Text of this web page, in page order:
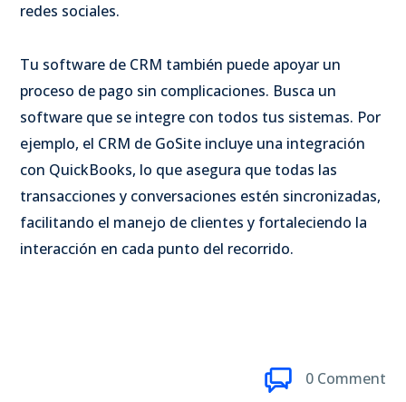
redes sociales.
Tu software de CRM también puede apoyar un
proceso de pago sin complicaciones. Busca un
software que se integre con todos tus sistemas. Por
ejemplo, el CRM de GoSite incluye una integración
con QuickBooks, lo que asegura que todas las
transacciones y conversaciones estén sincronizadas,
facilitando el manejo de clientes y fortaleciendo la
interacción en cada punto del recorrido.
0 Comment